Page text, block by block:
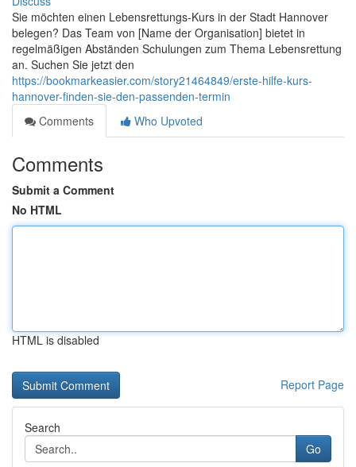
Sie möchten einen Lebensrettungs-Kurs in der Stadt Hannover
belegen? Das Team von [Name der Organisation] bietet in
regelmäßigen Abständen Schulungen zum Thema Lebensrettung
an. Suchen Sie jetzt den
https://bookmarkeasier.com/story21464849/erste-hilfe-kurs-
hannover-finden-sie-den-passenden-termin
Comments
Who Upvoted
Comments
Submit a Comment
No HTML
HTML is disabled
Report Page
Search
Go